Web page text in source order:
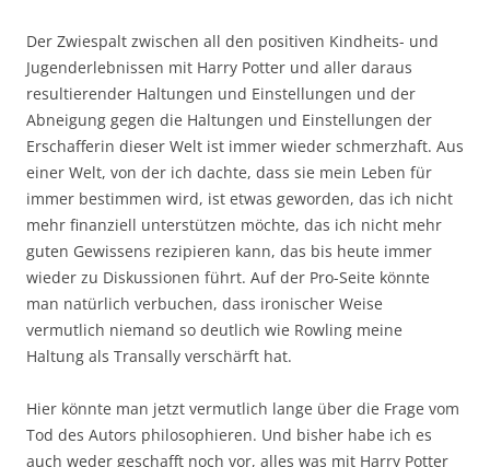
Der Zwiespalt zwischen all den positiven Kindheits- und
Jugenderlebnissen mit Harry Potter und aller daraus
resultierender Haltungen und Einstellungen und der
Abneigung gegen die Haltungen und Einstellungen der
Erschafferin dieser Welt ist immer wieder schmerzhaft. Aus
einer Welt, von der ich dachte, dass sie mein Leben für
immer bestimmen wird, ist etwas geworden, das ich nicht
mehr finanziell unterstützen möchte, das ich nicht mehr
guten Gewissens rezipieren kann, das bis heute immer
wieder zu Diskussionen führt. Auf der Pro-Seite könnte
man natürlich verbuchen, dass ironischer Weise
vermutlich niemand so deutlich wie Rowling meine
Haltung als Transally verschärft hat.
Hier könnte man jetzt vermutlich lange über die Frage vom
Tod des Autors philosophieren. Und bisher habe ich es
auch weder geschafft noch vor, alles was mit Harry Potter